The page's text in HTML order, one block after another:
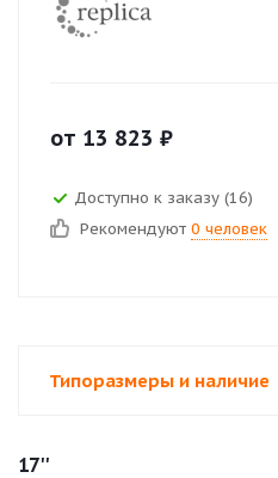
от 13 823 ₽
Доступно к заказу (16)
Рекомендуют 0 человек
Типоразмеры и наличие
17''